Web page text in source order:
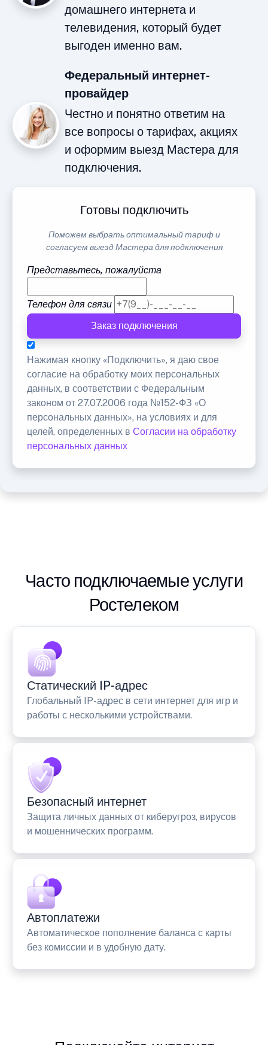
домашнего интернета и
телевидения, который будет
выгоден именно вам.
Федеральный интернет-
провайдер
Честно и понятно ответим на
все вопросы о тарифах, акциях
и оформим выезд Мастера для
подключения.
Готовы подключить
Поможем выбрать оптимальный тариф и
согласуем выезд Мастера для подключения
Представьтесь, пожалуйста
Телефон для связи
Заказ подключения
Нажимая кнопку «Подключить», я даю свое
согласие на обработку моих персональных
данных, в соответствии с Федеральным
законом от 27.07.2006 года №152-ФЗ «О
персональных данных», на условиях и для
целей, определенных в Согласии на обработку
персональных данных
Часто подключаемые услуги
Ростелеком
Статический IP-адрес
Глобальный IP-адрес в сети интернет для игр и
работы с несколькими устройствами.
Безопасный интернет
Защита личных данных от киберугроз, вирусов
и мошеннических программ.
Автоплатежи
Автоматическое пополнение баланса с карты
без комиссии и в удобную дату.